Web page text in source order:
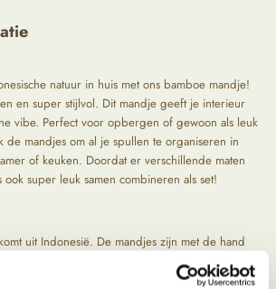
natuur in huis met ons bamboe mandje!
en super stijlvol. Dit mandje geeft je interieur
vibe. Perfect voor opbergen of gewoon als leuk
de mandjes om al je spullen te organiseren in
of keuken. Doordat er verschillende maten
super leuk samen combineren als set!
uit Indonesië. De mandjes zijn met de hand
uniek maakt! We reizen zelf langs bijzondere
items op te speuren. Tijdens het zoeken naar die